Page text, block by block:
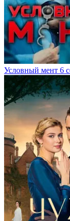
Условный мент 6